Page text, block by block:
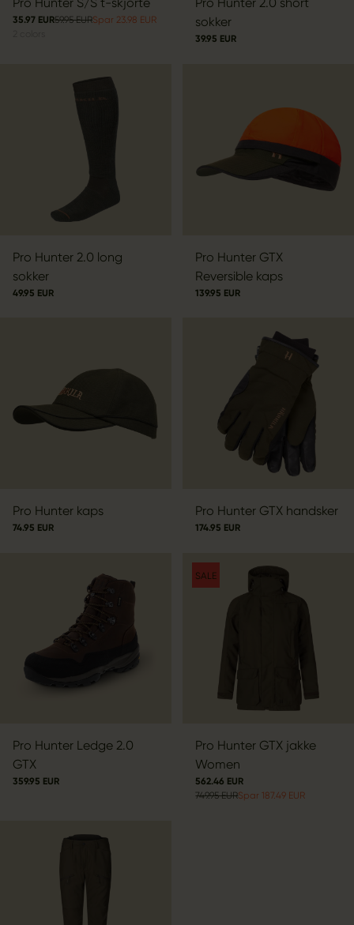
35.97 EUR59.95 EURSpar 23.98 EUR
sokker
39.95 EUR
Pro Hunter 2.0 long
sokker
49.95 EUR
Pro Hunter GTX
Reversible kaps
139.95 EUR
Pro Hunter kaps
74.95 EUR
Pro Hunter GTX handsker
174.95 EUR
Pro Hunter Ledge 2.0
GTX
359.95 EUR
SALE
Pro Hunter GTX jakke
Women
562.46 EUR
749.95 EURSpar 187.49 EUR